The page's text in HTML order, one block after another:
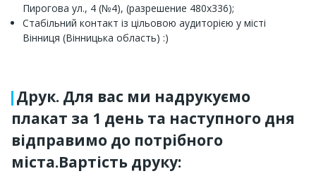
Пирогова ул., 4 (№4), (разрешение 480х336);
Стабільний контакт із цільовою аудиторією у місті
Вінниця (Вінницька область) :)
Друк. Для вас ми надрукуємо
плакат за 1 день та наступного дня
відправимо до потрібного
міста.Вартість друку: